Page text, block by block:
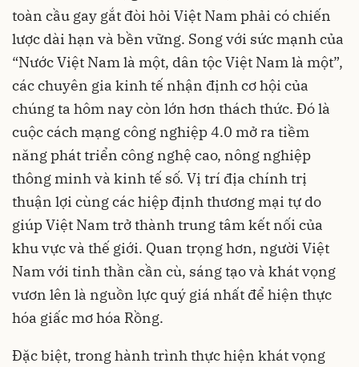
toàn cầu gay gắt đòi hỏi Việt Nam phải có chiến
lược dài hạn và bền vững. Song với sức mạnh của
“Nước Việt Nam là một, dân tộc Việt Nam là một”,
các chuyên gia kinh tế nhận định cơ hội của
chúng ta hôm nay còn lớn hơn thách thức. Đó là
cuộc cách mạng công nghiệp 4.0 mở ra tiềm
năng phát triển công nghệ cao, nông nghiệp
thông minh và kinh tế số. Vị trí địa chính trị
thuận lợi cùng các hiệp định thương mại tự do
giúp Việt Nam trở thành trung tâm kết nối của
khu vực và thế giới. Quan trọng hơn, người Việt
Nam với tinh thần cần cù, sáng tạo và khát vọng
vươn lên là nguồn lực quý giá nhất để hiện thực
hóa giấc mơ hóa Rồng.
Đặc biệt, trong hành trình thực hiện khát vọng